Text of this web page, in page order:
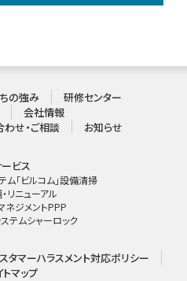
の強み
研修センター
会社情報
わせ・ご相談 お知らせ
ビス
「ビルコム」設備清掃
リニューアル
ネジメントPPP
テムシャーロック
タマーハラスメント対応ポリシー
トマップ